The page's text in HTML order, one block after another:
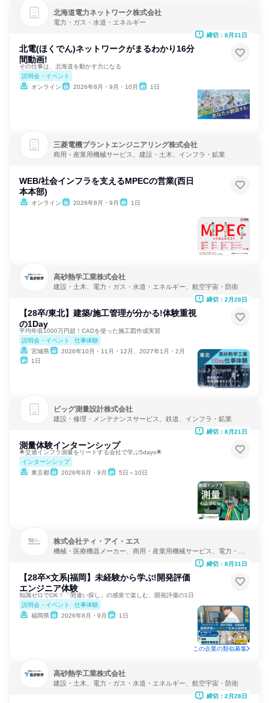
北海道電力ネットワーク株式会社
電力・ガス・水道・エネルギー
北電(ほくでん)ネットワークがまるわかり16分
間動画!
その仕事は、北海道を動かす力になる
説明会・イベント
オンライン
2026年8月・9月・10月 1日
締切：8月31日
三菱電機プラントエンジニアリング株式会社
商用・産業用機械サービス、建設・土木、インフラ・鉱業
WEB/社会インフラを支えるMPECの営業(西日
本本部)
オンライン 2026年8月・9月 1日
高砂熱学工業株式会社
建設・土木、電力・ガス・水道・エネルギー、航空宇宙・防衛
【28卒/東北】建築/施工管理が分かる!体験重視
の1Day
平均年収1000万円超！CADを使った施工図作成実習
説明会・イベント
仕事体験
宮城県
2026年10月・11月・12月、2027年1月・2月
1日
締切：2月28日
ビッグ測量設計株式会社
建設・修理・メンテナンスサービス、鉄道、インフラ・鉱業
測量体験インターンシップ
🌟交通インフラ測量をリードする会社で学ぶ5days🌟
インターンシップ
東京都
2026年8月・9月 5日～10日
締切：8月21日
株式会社ティ・アイ・エス
機械・医療機器メーカー、商用・産業用機械サービス、電力・ガ
【28卒×文系|福岡】未経験から学ぶ!開発評価
エンジニア体験
知識ゼロでOK！「間違い探し」の感覚で楽しむ、開発評価の1日
説明会・イベント
仕事体験
福岡県
2026年8月・9月 1日
締切：8月31日
この企業の類似募集
高砂熱学工業株式会社
建設・土木、電力・ガス・水道・エネルギー、航空宇宙・防衛
締切：2月28日